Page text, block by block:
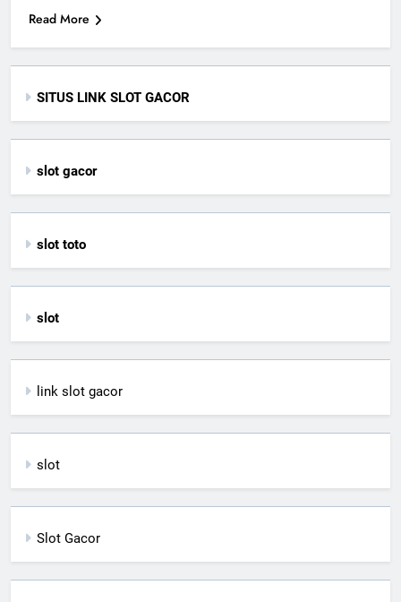
Read More
SITUS LINK SLOT GACOR
slot gacor
slot toto
slot
link slot gacor
slot
Slot Gacor